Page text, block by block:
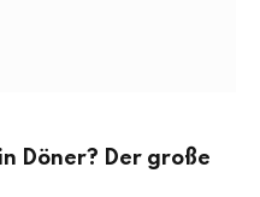
Döner? Der große